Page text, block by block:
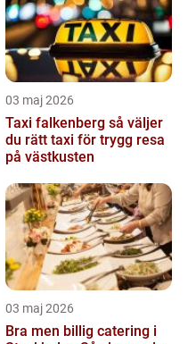
03 maj 2026
Taxi falkenberg så väljer
du rätt taxi för trygg resa
på västkusten
03 maj 2026
Bra men billig catering i